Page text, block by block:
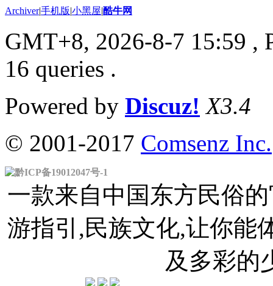
Archiver|手机版|小黑屋|酷牛网
GMT+8, 2026-8-7 15:59 ,
16 queries .
Powered by Discuz! X3.4
© 2001-2017 Comsenz Inc.
黔ICP备19012047号-1
一款来自中国东方民俗
游指引,民族文化,让你能
及多彩的